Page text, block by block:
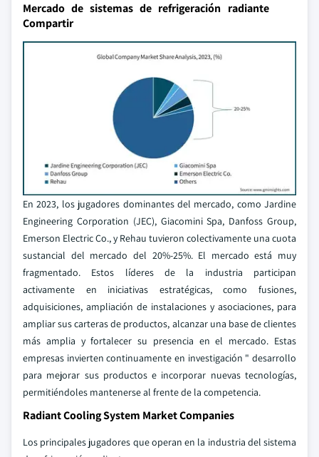
Mercado de sistemas de refrigeración radiante
Compartir
En 2023, los jugadores dominantes del mercado, como Jardine
Engineering Corporation (JEC), Giacomini Spa, Danfoss Group,
Emerson Electric Co., y Rehau tuvieron colectivamente una cuota
sustancial del mercado del 20%-25%. El mercado está muy
fragmentado. Estos líderes de la industria participan
activamente en iniciativas estratégicas, como fusiones,
adquisiciones, ampliación de instalaciones y asociaciones, para
ampliar sus carteras de productos, alcanzar una base de clientes
más amplia y fortalecer su presencia en el mercado. Estas
empresas invierten continuamente en investigación " desarrollo
para mejorar sus productos e incorporar nuevas tecnologías,
permitiéndoles mantenerse al frente de la competencia.
Radiant Cooling System Market Companies
Los principales jugadores que operan en la industria del sistema